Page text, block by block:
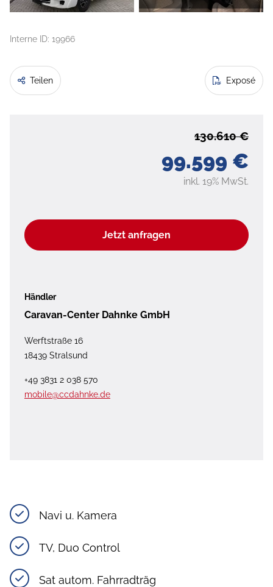
Interne ID: 19966
Teilen Exposé
99.599 €
130.610 €
inkl. 19% MwSt.
Jetzt anfragen
Händler
Caravan-Center Dahnke GmbH
Werftstraße 16
18439 Stralsund
+49 3831 2 038 570
mobile@ccdahnke.de
Navi u. Kamera
TV, Duo Control
Sat autom. Fahrradträg